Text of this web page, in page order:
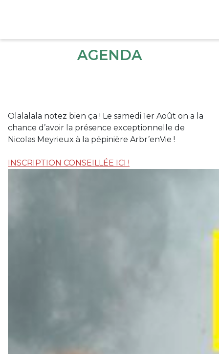
AGENDA
Olalalala notez bien ça ! Le samedi 1er Août on a la
chance d’avoir la présence exceptionnelle de
Nicolas Meyrieux à la pépinière Arbr’enVie !
INSCRIPTION CONSEILLÉE ICI !